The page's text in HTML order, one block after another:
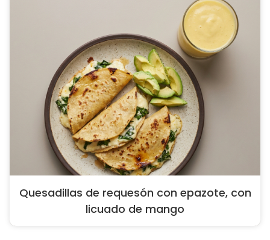
Quesadillas de requesón con epazote, con
licuado de mango